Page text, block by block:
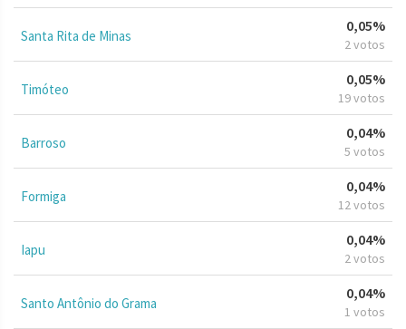
Santa Rita de Minas
0,05%
2 votos
Timóteo
0,05%
19 votos
Barroso
0,04%
5 votos
Formiga
0,04%
12 votos
Iapu
0,04%
2 votos
Santo Antônio do Grama
0,04%
1 votos